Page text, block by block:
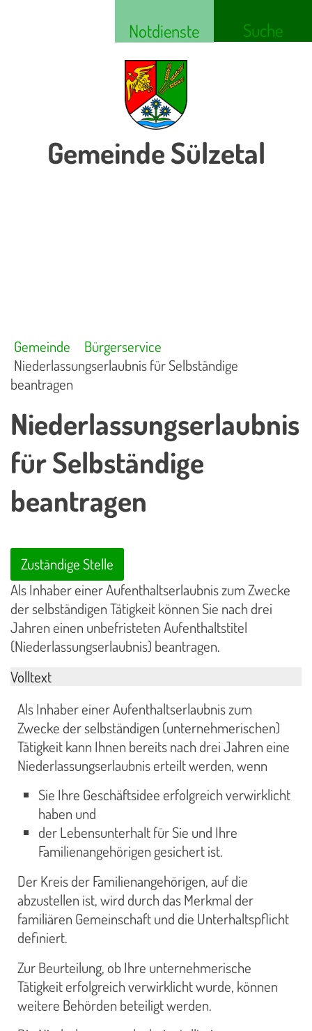
Notdienste Suche
Gemeinde Sülzetal
Gemeinde
Bürgerservice
Niederlassungserlaubnis für Selbständige
beantragen
Niederlassungserlaubnis
für Selbständige
beantragen
Zuständige Stelle
Als Inhaber einer Aufenthaltserlaubnis zum Zwecke
der selbständigen Tätigkeit können Sie nach drei
Jahren einen unbefristeten Aufenthaltstitel
(Niederlassungserlaubnis) beantragen.
Volltext
Als Inhaber einer Aufenthaltserlaubnis zum
Zwecke der selbständigen (unternehmerischen)
Tätigkeit kann Ihnen bereits nach drei Jahren eine
Niederlassungserlaubnis erteilt werden, wenn
Sie Ihre Geschäftsidee erfolgreich verwirklicht
haben und
der Lebensunterhalt für Sie und Ihre
Familienangehörigen gesichert ist.
Der Kreis der Familienangehörigen, auf die
abzustellen ist, wird durch das Merkmal der
familiären Gemeinschaft und die Unterhaltspflicht
definiert.
Zur Beurteilung, ob Ihre unternehmerische
Tätigkeit erfolgreich verwirklicht wurde, können
weitere Behörden beteiligt werden.